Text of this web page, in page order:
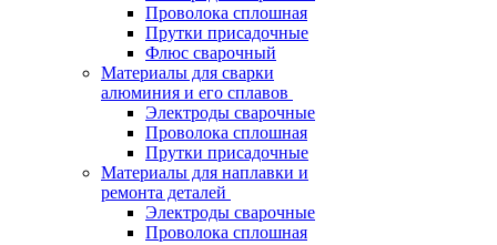
Проволока сплошная
Прутки присадочные
Флюс сварочный
Материалы для сварки
алюминия и его сплавов
Электроды сварочные
Проволока сплошная
Прутки присадочные
Материалы для наплавки и
ремонта деталей
Электроды сварочные
Проволока сплошная